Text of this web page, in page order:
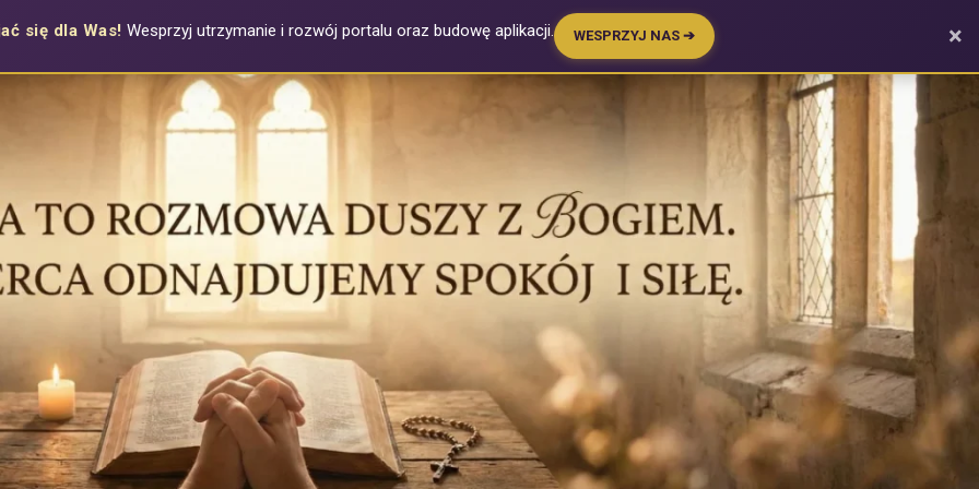
się dla Was! Wesprzyj utrzymanie i rozwój portalu oraz budowę aplikacji. WESPRZYJ NAS ➔ ×